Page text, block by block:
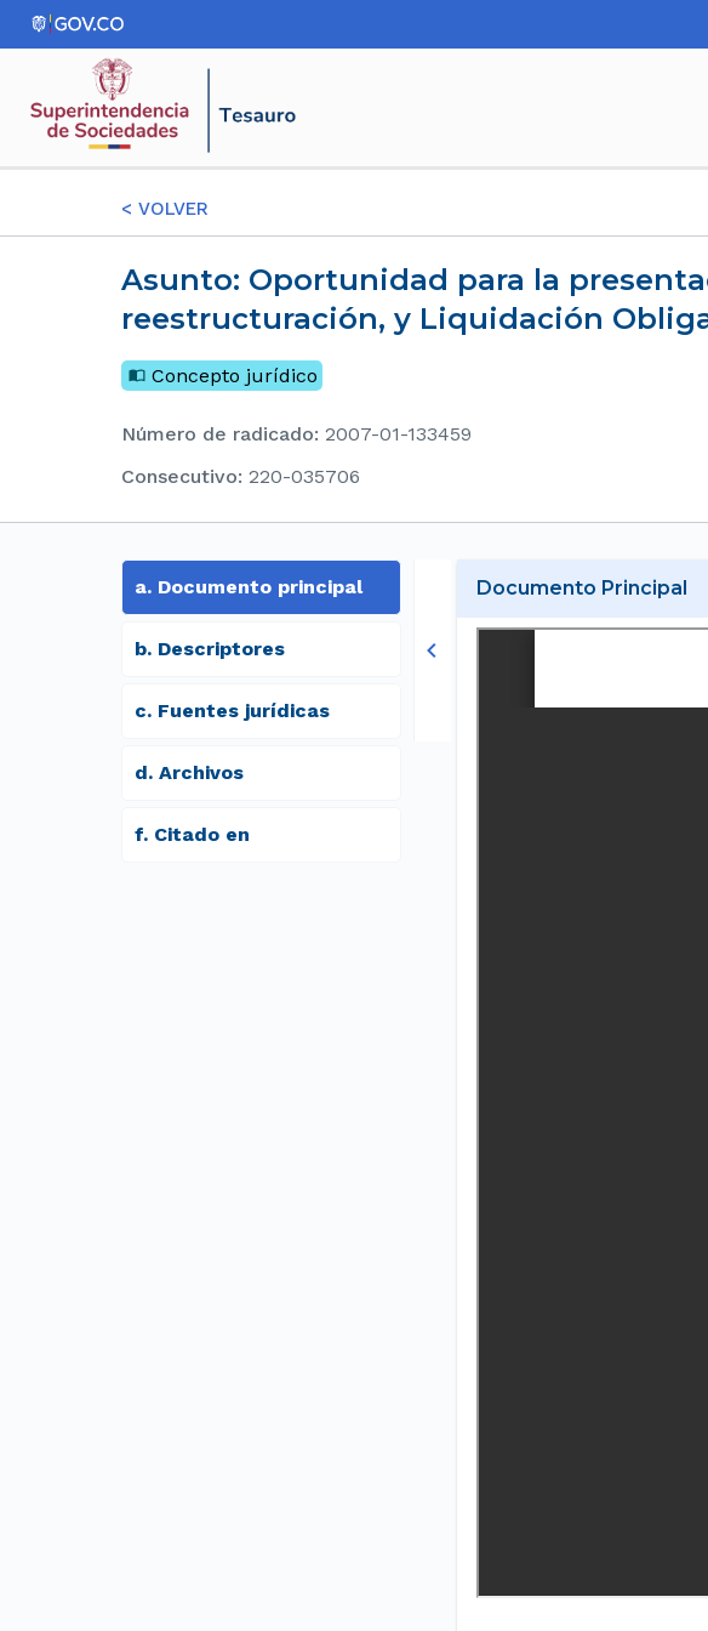
< VOLVER
Asunto: Oportunidad para la presentación de los créditos en el acuerdo de
reestructuración, y Liquidación
Concepto jurídico
Número de radicado: 2007-01-133459
consecutivo: 220-035706
a. Documento principal
b. Descriptores
c. Fuentes jurídicas
d. archivos
f. Citado en
Documento Principal